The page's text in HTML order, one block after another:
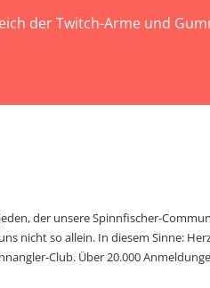
der Twitch-Arme und
der unsere Spinnfischer-
nicht so allein. In diesem Sinne:
Club. Über 20.000